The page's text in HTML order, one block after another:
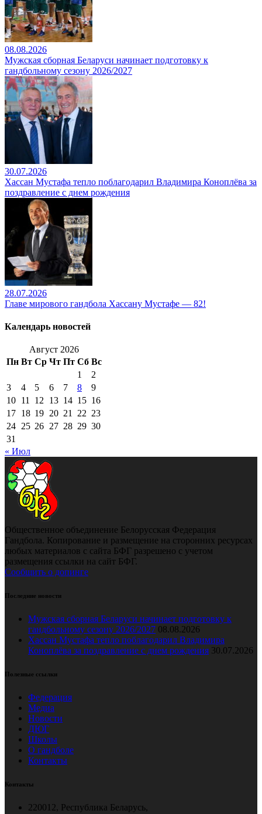
08.08.2026
Мужская сборная Беларуси начинает подготовку к
гандбольному сезону 2026/2027
30.07.2026
Хассан Мустафа тепло поблагодарил Владимира Коноплёва за
поздравление с днем рождения
28.07.2026
Главе мирового гандбола Хассану Мустафе — 82!
Календарь новостей
Август 2026
Пн Вт Ср Чт Пт Сб Вс
1
2
3
4 5 6 7 8
9
10 11 12 13 14 15 16
17 18 19 20 21 22 23
24 25 26 27 28 29 30
31
« Июл
Общественное объединение Белорусская Федерация
Гандбола. Копирование и размещение на сторонних ресурсах
любых материалов с сайта БФГ разрешено с учетом
размещения ссылки на сайт БФГ.
Сообщить о допинге
Последние новости
Мужская сборная Беларуси начинает подготовку к
гандбольному сезону 2026/2027 08.08.2026
Хассан Мустафа тепло поблагодарил Владимира
Коноплёва за поздравление с днем рождения 30.07.2026
Полезные ссылки
Федерация
Медиа
Новости
ДЮГ
Школы
О гандболе
Контакты
Контакты
220012, Республика Беларусь,